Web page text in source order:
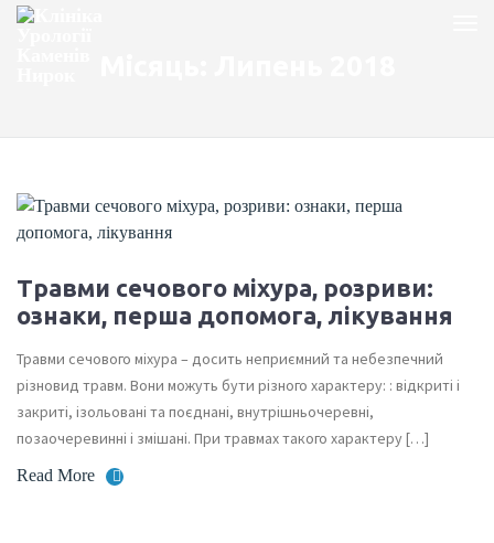
Травми сечового міхура, розриви:
ознаки, перша допомога, лікування
Травми сечового міхура – досить неприємний та небезпечний
різновид травм. Вони можуть бути різного характеру: : відкриті і
закриті, ізольовані та поєднані, внутрішньочеревні,
позаочеревинні і змішані. При травмах такого характеру […]
Read More